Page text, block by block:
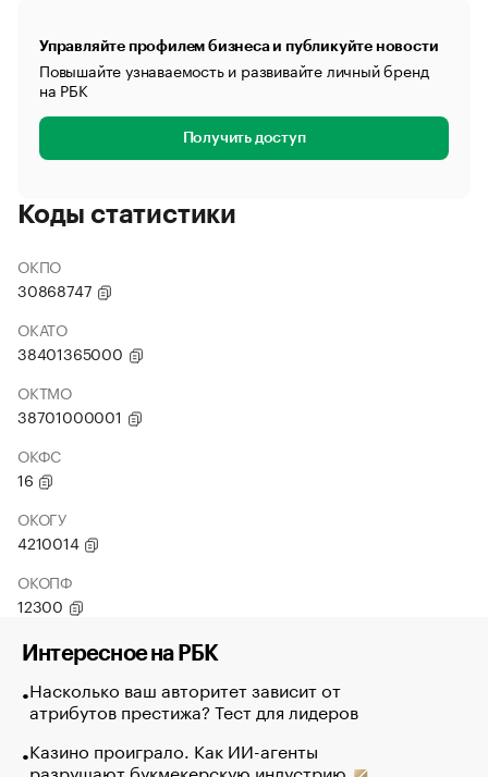
Управляйте профилем бизнеса и публикуйте новости
Повышайте узнаваемость и развивайте личный бренд
на РБК
Получить доступ
Коды статистики
ОКПО
30868747
ОКАТО
38401365000
ОКТМО
38701000001
ОКФС
16
ОКОГУ
4210014
ОКОПФ
12300
Интересное на РБК
Насколько ваш авторитет зависит от
атрибутов престижа? Тест для лидеров
Казино проиграло. Как ИИ-агенты
разрушают букмекерскую индустрию